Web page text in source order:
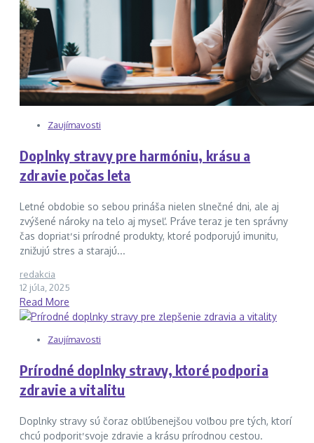
Zaujímavosti
Doplnky stravy pre harmóniu, krásu a
zdravie počas leta
Letné obdobie so sebou prináša nielen slnečné dni, ale aj
zvýšené nároky na telo aj myseľ. Práve teraz je ten správny
čas dopriať si prírodné produkty, ktoré podporujú imunitu,
znižujú stres a starajú...
redakcia
12 júla, 2025
Read More
Zaujímavosti
Prírodné doplnky stravy, ktoré podporia
zdravie a vitalitu
Doplnky stravy sú čoraz obľúbenejšou voľbou pre tých, ktorí
chcú podporiť svoje zdravie a krásu prírodnou cestou.